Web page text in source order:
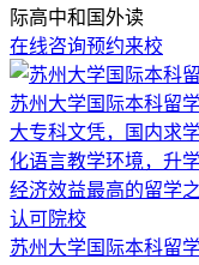
际高中和国外读
在线咨询预约来校
苏州大学国际本科留
大专科文凭，国内求
化语言教学环境，升
经济效益最高的留学
认可院校
苏州大学国际本科留